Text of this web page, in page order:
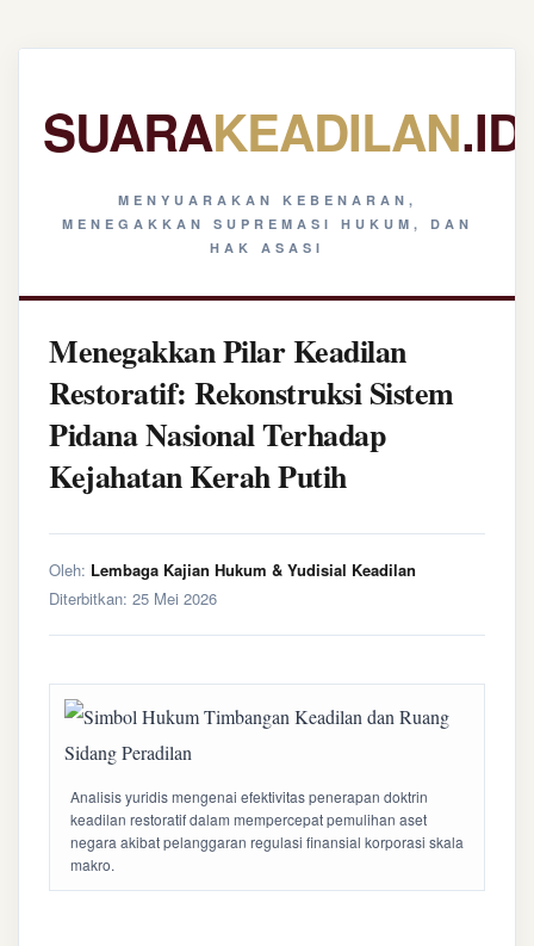
SUARAKEADILAN.ID
MENYUARAKAN KEBENARAN,
MENEGAKKAN SUPREMASI HUKUM, DAN
HAK ASASI
Menegakkan Pilar Keadilan
Restoratif: Rekonstruksi Sistem
Pidana Nasional Terhadap
Kejahatan Kerah Putih
Oleh: Lembaga Kajian Hukum & Yudisial Keadilan
Diterbitkan: 25 Mei 2026
Analisis yuridis mengenai efektivitas penerapan doktrin
keadilan restoratif dalam mempercepat pemulihan aset
negara akibat pelanggaran regulasi finansial korporasi skala
makro.